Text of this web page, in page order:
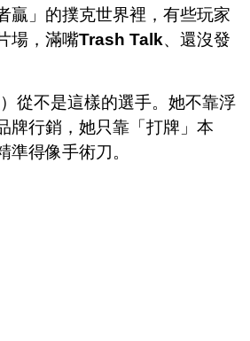
贏」的撲克世界裡，有些玩家
場，滿嘴Trash Talk、還沒發
）從不是這樣的選手。 她不靠浮
牌行銷，她只靠「打牌」本
準得像手術刀。